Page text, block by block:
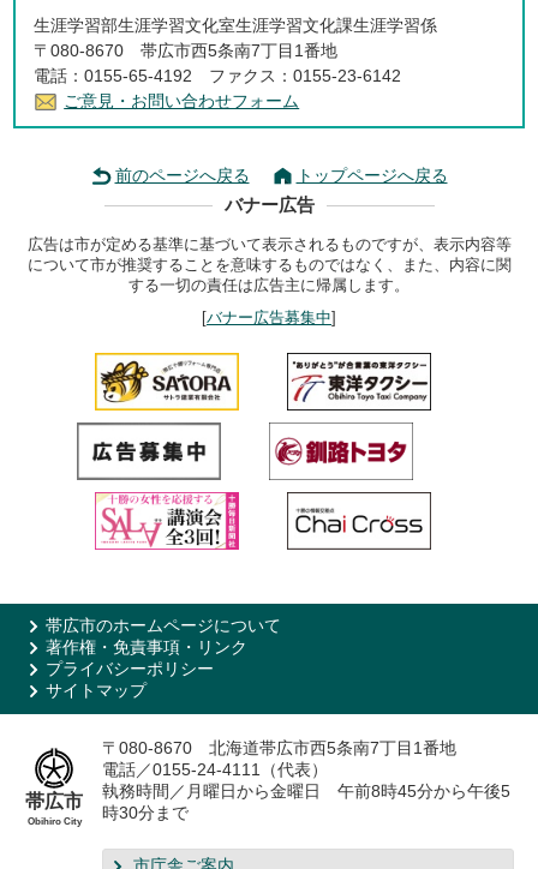
生涯学習部生涯学習文化室生涯学習文化課生涯学習係
〒080-8670 帯広市西5条南7丁目1番地
電話：0155-65-4192 ファクス：0155-23-6142
ご意見・お問い合わせフォーム
前のページへ戻る トップページへ戻る
バナー広告
広告は市が定める基準に基づいて表示されるものですが、表示内容等
について市が推奨することを意味するものではなく、また、内容に関
する一切の責任は広告主に帰属します。
[バナー広告募集中]
帯広市のホームページについて
著作権・免責事項・リンク
プライバシーポリシー
サイトマップ
帯広市
Obihiro City
〒080-8670 北海道帯広市西5条南7丁目1番地
電話／0155-24-4111（代表）
執務時間／月曜日から金曜日 午前8時45分から午後5
時30分まで